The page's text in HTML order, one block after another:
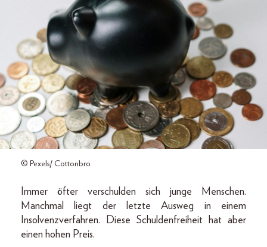
© Pexels/ Cottonbro
Immer öfter verschulden sich junge Menschen.
Manchmal liegt der letzte Ausweg in einem
Insolvenzverfahren. Diese Schuldenfreiheit hat aber
einen hohen Preis.